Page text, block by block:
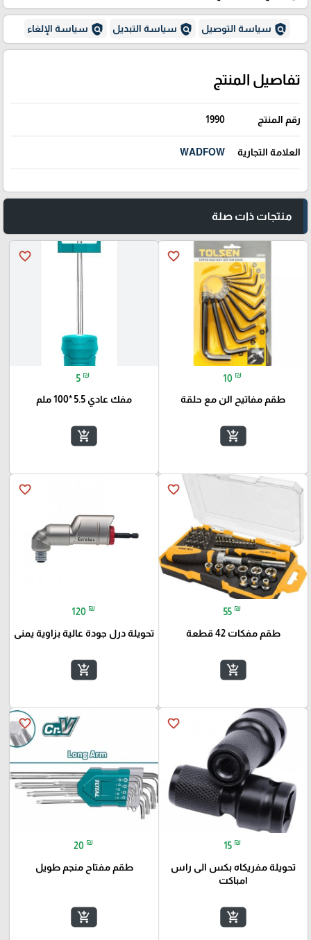
policy سياسة التوصيل policy سياسة التبديل policy سياسة الإلغاء
تفاصيل المنتج
رقم المنتج 1990
العلامة التجارية WADFOW
منتجات ذات صلة
favorite_border
10 ₪
طقم مفاتيح الن مع حلقة
add_shopping_cart
favorite_border
5 ₪
مفك عادي 5.5 *100 ملم
add_shopping_cart
favorite_border
55 ₪
طقم مفكات 42 قطعة
add_shopping_cart
favorite_border
120 ₪
تحويلة درل جودة عالية بزاوية يمنى
add_shopping_cart
favorite_border
15 ₪
تحويلة مفريكاه بكس الى راس
امباكت
add_shopping_cart
favorite_border
20 ₪
طقم مفتاح منجم طويل
add_shopping_cart